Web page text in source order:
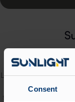
Consent
Mit tiefem
Support halten
Laufen. Unser
dass unsere
sie brauchen, und